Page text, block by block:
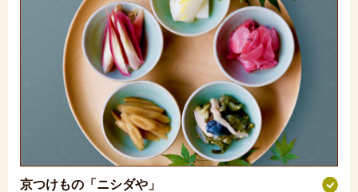
京つけもの「ニシダや」